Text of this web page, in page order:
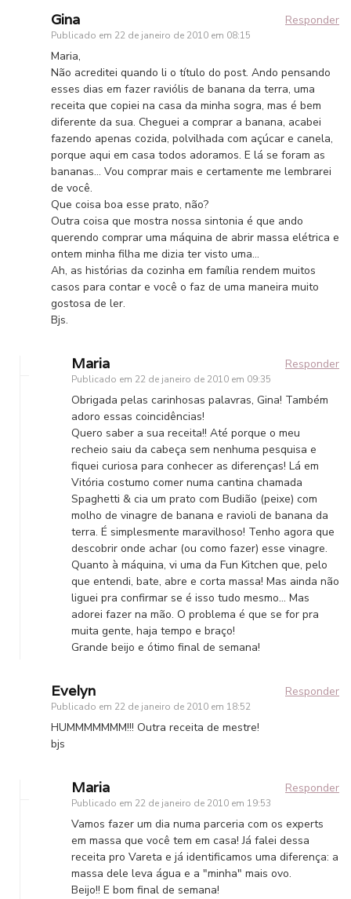
Gina
Publicado em 22 de janeiro de 2010 em 08:15
Responder
Maria,
Não acreditei quando li o título do post. Ando pensando
esses dias em fazer raviólis de banana da terra, uma
receita que copiei na casa da minha sogra, mas é bem
diferente da sua. Cheguei a comprar a banana, acabei
fazendo apenas cozida, polvilhada com açúcar e canela,
porque aqui em casa todos adoramos. E lá se foram as
bananas… Vou comprar mais e certamente me lembrarei
de você.
Que coisa boa esse prato, não?
Outra coisa que mostra nossa sintonia é que ando
querendo comprar uma máquina de abrir massa elétrica e
ontem minha filha me dizia ter visto uma…
Ah, as histórias da cozinha em família rendem muitos
casos para contar e você o faz de uma maneira muito
gostosa de ler.
Bjs.
Maria
Publicado em 22 de janeiro de 2010 em 09:35
Responder
Obrigada pelas carinhosas palavras, Gina! Também
adoro essas coincidências!
Quero saber a sua receita!! Até porque o meu
recheio saiu da cabeça sem nenhuma pesquisa e
fiquei curiosa para conhecer as diferenças! Lá em
Vitória costumo comer numa cantina chamada
Spaghetti & cia um prato com Budião (peixe) com
molho de vinagre de banana e ravioli de banana da
terra. É simplesmente maravilhoso! Tenho agora que
descobrir onde achar (ou como fazer) esse vinagre.
Quanto à máquina, vi uma da Fun Kitchen que, pelo
que entendi, bate, abre e corta massa! Mas ainda não
liguei pra confirmar se é isso tudo mesmo… Mas
adorei fazer na mão. O problema é que se for pra
muita gente, haja tempo e braço!
Grande beijo e ótimo final de semana!
Evelyn
Publicado em 22 de janeiro de 2010 em 18:52
Responder
HUMMMMMMM!!! Outra receita de mestre!
bjs
Maria
Publicado em 22 de janeiro de 2010 em 19:53
Responder
Vamos fazer um dia numa parceria com os experts
em massa que você tem em casa! Já falei dessa
receita pro Vareta e já identificamos uma diferença: a
massa dele leva água e a "minha" mais ovo.
Beijo!! E bom final de semana!